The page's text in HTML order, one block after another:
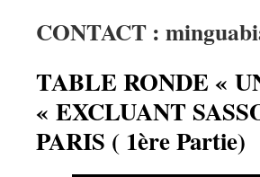
CONTACT :
TABLE RONDE «
« EXCLUANT
PARIS ( 1ère Partie)